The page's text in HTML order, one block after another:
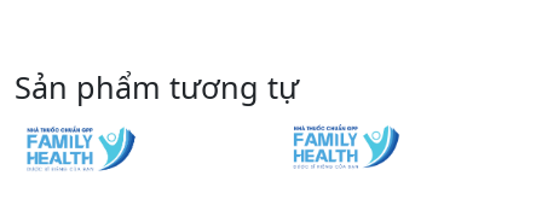
Sản phẩm tương tự